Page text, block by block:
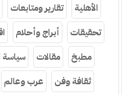
الأهلية
تقارير ومتابعات
تحقيقات
أبراج وأحلام
مطبخ
مقالات
ثقافة وفن
عرب وعالم